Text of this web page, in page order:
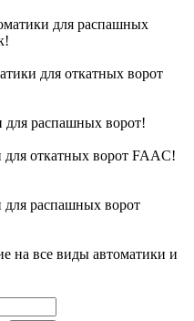
для распашных
для откатных ворот
распашных ворот!
откатных ворот FAAC!
распашных ворот
на все виды автоматики и